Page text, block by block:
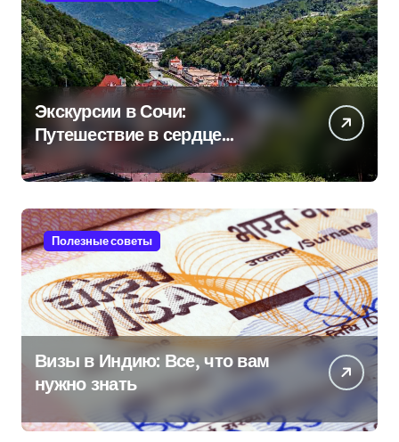
Экскурсии в Сочи:
Путешествие в сердце
Черноморского курорта
Полезные советы
Визы в Индию: Все, что вам
нужно знать